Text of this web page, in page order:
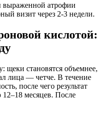
выраженной атрофии
визит через 2-3 недели.
кислотой:
щеки становятся объемнее,
лица — четче. В течение
после чего результат
12–18 месяцев. После